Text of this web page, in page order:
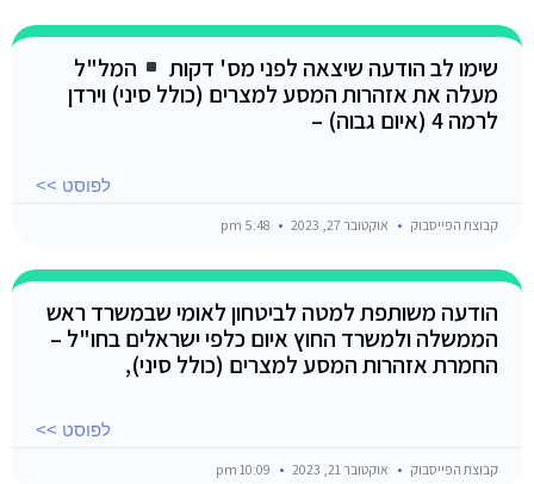
שימו לב הודעה שיצאה לפני מס' דקות
המל"ל
מעלה את אזהרות המסע למצרים (כולל סיני) וירדן
לרמה 4 (איום גבוה) –
לפוסט >>
קבוצת הפייסבוק אוקטובר 27, 2023
הודעה משותפת למטה לביטחון לאומי שבמשרד ראש
הממשלה ולמשרד החוץ איום כלפי ישראלים בחו"ל –
החמרת אזהרות המסע למצרים (כולל סיני),
לפוסט >>
קבוצת הפייסבוק אוקטובר 21, 2023